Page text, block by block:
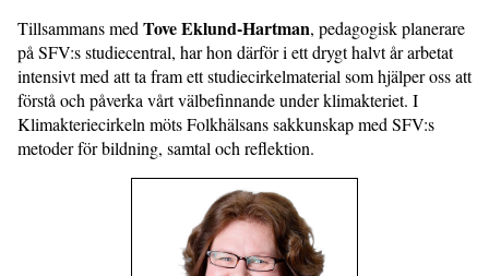
Tillsammans med Tove Eklund-Hartman, pedagogisk planerare
på SFV:s studiecentral, har hon därför i ett drygt halvt år arbetat
intensivt med att ta fram ett studiecirkelmaterial som hjälper oss att
förstå och påverka vårt välbefinnande under klimakteriet. I
Klimakteriecirkeln möts Folkhälsans sakkunskap med SFV:s
metoder för bildning, samtal och reflektion.